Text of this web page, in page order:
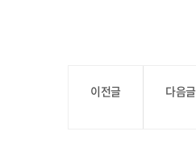
이전글 다음글